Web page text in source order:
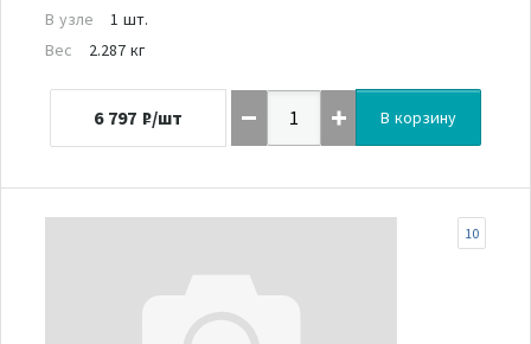
В узле
1 шт.
Вес
2.287 кг
6 797 ₽/шт В корзину
10